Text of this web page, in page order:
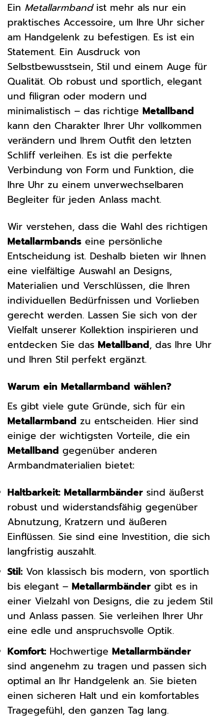
Ein Metallarmbandist mehr als nur ein
praktisches Accessoire, um Ihre Uhr sicher
am Handgelenk zu befestigen. Es ist ein
Statement. Ein Ausdruck von
Selbstbewusstsein, Stil und einem Auge für
Qualität. Ob robust und sportlich, elegant
und filigran oder modern und
minimalistisch – das richtige Metallband
kann den Charakter Ihrer Uhr vollkommen
verändern und Ihrem Outfit den letzten
Schliff verleihen. Es ist die perfekte
Verbindung von Form und Funktion, die
Ihre Uhr zu einem unverwechselbaren
Begleiter für jeden Anlass macht.
Wir verstehen, dass die Wahl des richtigen
Metallarmbands eine persönliche
Entscheidung ist. Deshalb bieten wir Ihnen
eine vielfältige Auswahl an Designs,
Materialien und Verschlüssen, die Ihren
individuellen Bedürfnissen und Vorlieben
gerecht werden. Lassen Sie sich von der
Vielfalt unserer Kollektion inspirieren und
entdecken Sie das Metallband, das Ihre Uhr
und Ihren Stil perfekt ergänzt.
Warum ein Metallarmband wählen?
Es gibt viele gute Gründe, sich für ein
Metallarmband zu entscheiden. Hier sind
einige der wichtigsten Vorteile, die ein
Metallband gegenüber anderen
Armbandmaterialien bietet:
Haltbarkeit: Metallarmbänder sind äußerst
robust und widerstandsfähig gegenüber
Abnutzung, Kratzern und äußeren
Einflüssen. Sie sind eine Investition, die sich
langfristig auszahlt.
Stil: Von klassisch bis modern, von sportlich
bis elegant – Metallarmbänder gibt es in
einer Vielzahl von Designs, die zu jedem Stil
und Anlass passen. Sie verleihen Ihrer Uhr
eine edle und anspruchsvolle Optik.
Komfort: Hochwertige Metallarmbänder
sind angenehm zu tragen und passen sich
optimal an Ihr Handgelenk an. Sie bieten
einen sicheren Halt und ein komfortables
Tragegefühl, den ganzen Tag lang.